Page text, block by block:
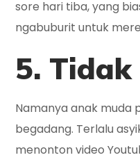
sore hari tiba, yang
ngabuburit untuk
5.
Namanya anak muda
begadang. Terlalu
menonton video